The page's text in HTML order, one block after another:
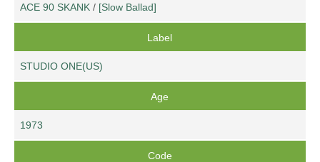
ACE 90 SKANK / [Slow Ballad]
Label
STUDIO ONE(US)
Age
1973
Code